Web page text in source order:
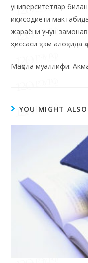
университетлар
иқтисодиёти
жараёни учун
ҳиссаси ҳам алоҳида
Мақола муаллифи:
YOU MIGHT ALSO